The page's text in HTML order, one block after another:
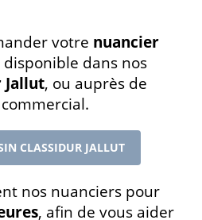
votre nuancier
disponible dans nos
Jallut, ou auprès de
CLASSIDUR JALLUT
nos nuanciers pour
, afin de vous aider